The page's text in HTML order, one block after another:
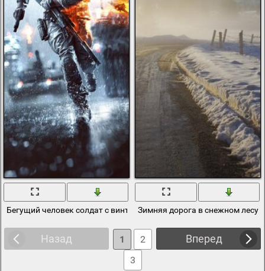
Бегущий человек солдат с винтовкой в дождь на фоне танков
Зимняя дорога в снежном лесу
Назад Вперед
1
2
3